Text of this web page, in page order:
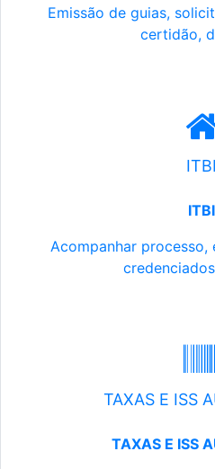
Emissão de guias,
certidão,
ITBI
ITBI
Acompanhar
TAXAS E ISS
TAXAS E ISS